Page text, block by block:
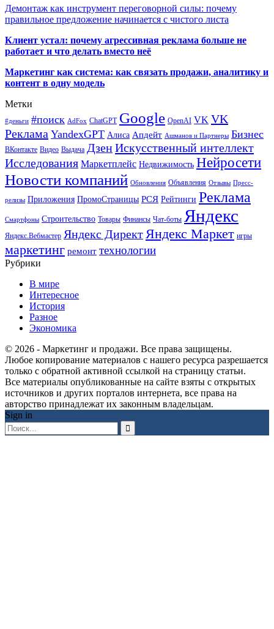
Демонтаж как инструмент переговорной силы: почему
правильное предложение начинается с чистого листа
Клиент устал: почему агрессивная реклама больше не
работает и что делать вместо неё
Маркетинг как система: как связать продажи, аналитику и
контент в одну модель
Метки
#деньги #поиск AdFox ChatGPT Google OpenAI VK VK
Реклама YandexGPT Алиса Апдейт Ашманов и Партнеры Бизнес
ВКонтакте Видео Выдача ДзенИскусственный интеллект
Исследования Маркетплейс Недвижимость Нейросети
Новости компаний Обновления Объявления Отзывы Пресс-
релизы Приложения ПромоСтраницы РСЯ Рейтинги Реклама
Смартфоны Строительство Товары Финансы Чат-боты Яндекс
Яндекс.Вебмастер Яндекс ДиректЯндекс Маркет игры
маркетинг ремонт технологии
Рубрики
В мире
Интересное
История
Разное
Экономика
© 2026 - Маркетинг и продажи. Все права защищены.
Любое копирование материалов с нашего ресурса разрешается
только с обратной активной ссылкой на страницу статьи.
Все материалы опубликованные на сайте взяты с открытых
источников и других порталов интернета, все права на
авторство принадлежат их законным владельцам.
Sign in